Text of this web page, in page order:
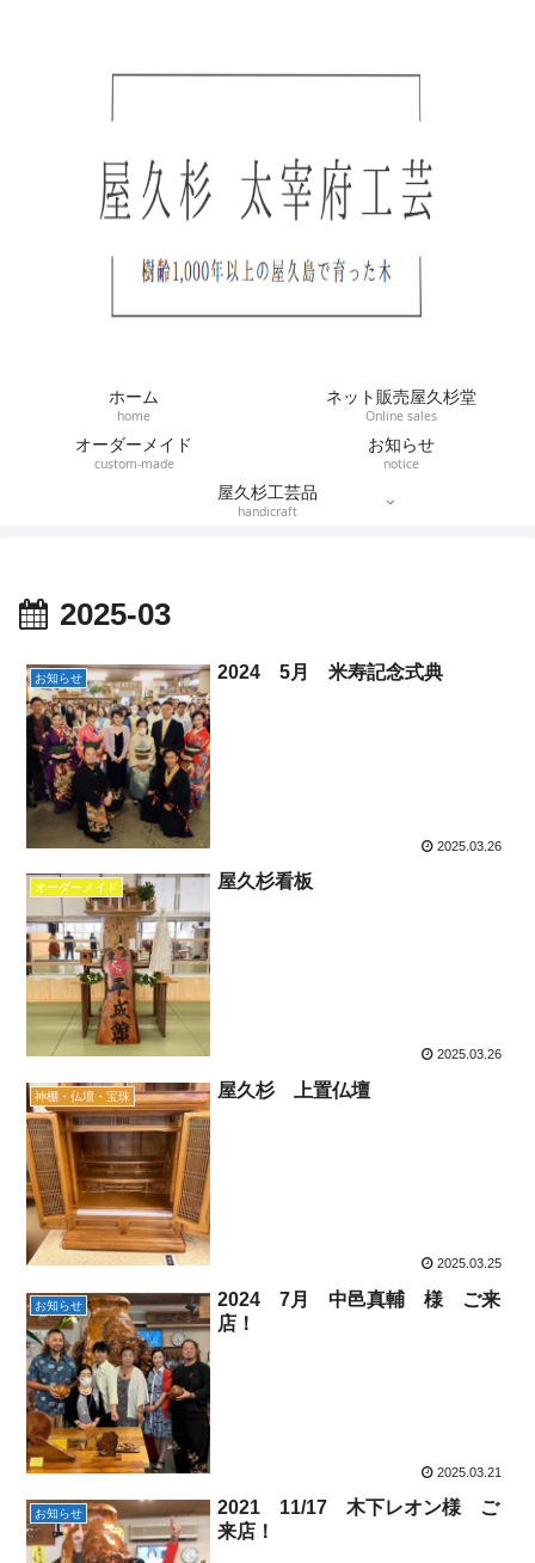
ホーム
home
ネット販売屋久杉堂
Online sales
オーダーメイド
custom-made
お知らせ
notice
屋久杉工芸品
handicraft
2025-03
お知らせ 2024 5月 米寿記念式典
2025.03.26
オーダーメイド 屋久杉看板
2025.03.26
神棚・仏壇・宝珠 屋久杉 上置仏壇
2025.03.25
お知らせ
2024 7月 中邑真輔 様 ご来
店！
2025.03.21
お知らせ
2021 11/17 木下レオン様 ご
来店！